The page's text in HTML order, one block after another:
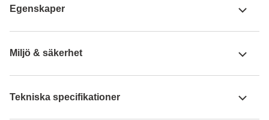
Egenskaper
Miljö & säkerhet
Tekniska specifikationer